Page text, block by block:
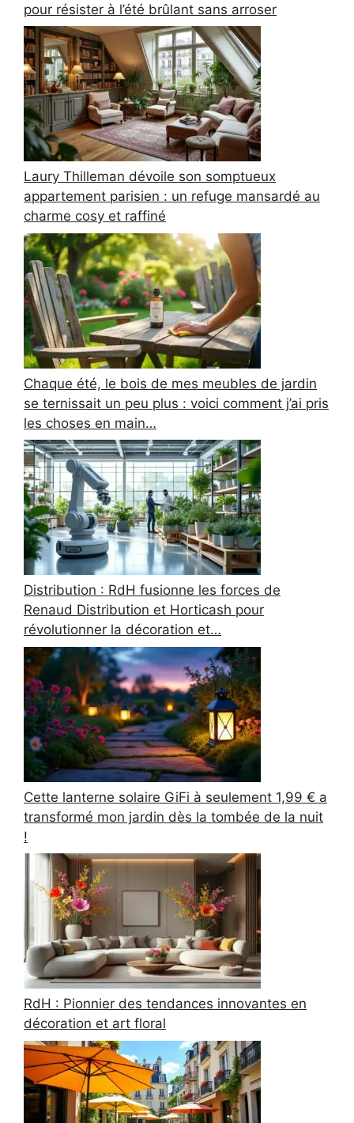
pour résister à l’été brûlant sans arroser
Laury Thilleman dévoile son somptueux
appartement parisien : un refuge mansardé au
charme cosy et raffiné
Chaque été, le bois de mes meubles de jardin
se ternissait un peu plus : voici comment j’ai pris
les choses en main…
Distribution : RdH fusionne les forces de
Renaud Distribution et Horticash pour
révolutionner la décoration et…
Cette lanterne solaire GiFi à seulement 1,99 € a
transformé mon jardin dès la tombée de la nuit
!
RdH : Pionnier des tendances innovantes en
décoration et art floral